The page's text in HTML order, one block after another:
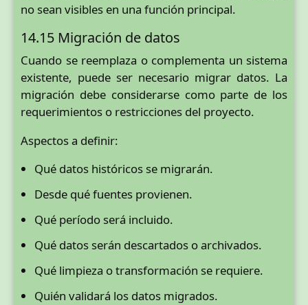
no sean visibles en una función principal.
14.15 Migración de datos
Cuando se reemplaza o complementa un sistema
existente, puede ser necesario migrar datos. La
migración debe considerarse como parte de los
requerimientos o restricciones del proyecto.
Aspectos a definir:
Qué datos históricos se migrarán.
Desde qué fuentes provienen.
Qué período será incluido.
Qué datos serán descartados o archivados.
Qué limpieza o transformación se requiere.
Quién validará los datos migrados.